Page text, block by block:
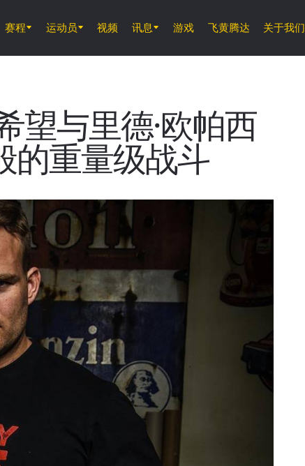
赛程
8月14日 (周五) 11時30分 UTC
仑披尼竞技场, 曼谷
运动员 视频 讯息 游戏 飞黄腾达 关于我们
望与里德·欧帕西
的重量级战斗